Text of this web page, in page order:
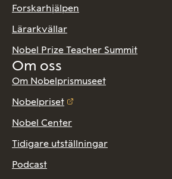
Forskarhjälpen
Lärarkvällar
Nobel Prize Teacher Summit
Om oss
Om Nobelprismuseet
Nobelpriset
Nobel Center
Tidigare utställningar
Podcast